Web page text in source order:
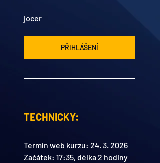
jocer
PŘIHLÁŠENÍ
TECHNICKY:
Termín web kurzu: 24. 3. 2026
Začátek: 17:35, délka 2 hodiny